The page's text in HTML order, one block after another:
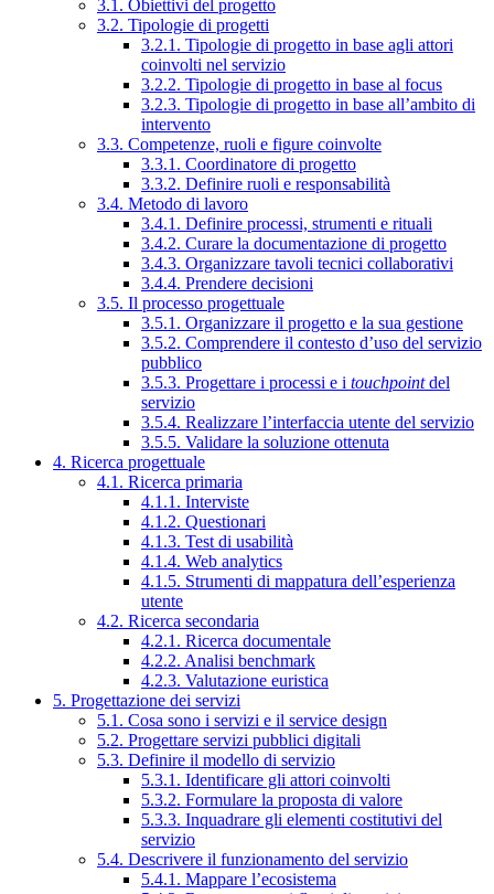
3.1. Obiettivi del progetto
3.2. Tipologie di progetti
3.2.1. Tipologie di progetto in base agli attori
coinvolti nel servizio
3.2.2. Tipologie di progetto in base al focus
3.2.3. Tipologie di progetto in base all’ambito di
intervento
3.3. Competenze, ruoli e figure coinvolte
3.3.1. Coordinatore di progetto
3.3.2. Definire ruoli e responsabilità
3.4. Metodo di lavoro
3.4.1. Definire processi, strumenti e rituali
3.4.2. Curare la documentazione di progetto
3.4.3. Organizzare tavoli tecnici collaborativi
3.4.4. Prendere decisioni
3.5. Il processo progettuale
3.5.1. Organizzare il progetto e la sua gestione
3.5.2. Comprendere il contesto d’uso del servizio
pubblico
3.5.3. Progettare i processi e i touchpointdel
servizio
3.5.4. Realizzare l’interfaccia utente del servizio
3.5.5. Validare la soluzione ottenuta
4. Ricerca progettuale
4.1. Ricerca primaria
4.1.1. Interviste
4.1.2. Questionari
4.1.3. Test di usabilità
4.1.4. Web analytics
4.1.5. Strumenti di mappatura dell’esperienza
utente
4.2. Ricerca secondaria
4.2.1. Ricerca documentale
4.2.2. Analisi benchmark
4.2.3. Valutazione euristica
5. Progettazione dei servizi
5.1. Cosa sono i servizi e il service design
5.2. Progettare servizi pubblici digitali
5.3. Definire il modello di servizio
5.3.1. Identificare gli attori coinvolti
5.3.2. Formulare la proposta di valore
5.3.3. Inquadrare gli elementi costitutivi del
servizio
5.4. Descrivere il funzionamento del servizio
5.4.1. Mappare l’ecosistema